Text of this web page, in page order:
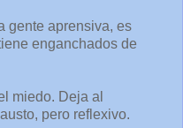
gente aprensiva, es
enganchados de
miedo. Deja al
pero reflexivo.